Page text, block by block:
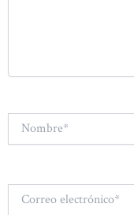
Nombre*
Correo
electrónico*